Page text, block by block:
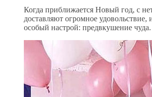
Когда приближается Новый год, с
доставляют огромное
особый настрой: предвкушение чуда.